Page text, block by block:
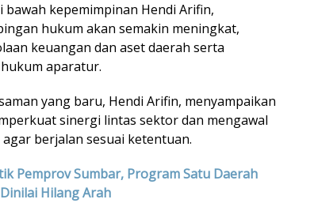
kepemimpinan Hendi Arifin,
hukum akan semakin meningkat,
keuangan dan aset daerah serta
aparatur.
yang baru, Hendi Arifin, menyampaikan
sinergi lintas sektor dan mengawal
berjalan sesuai ketentuan.
Pemprov Sumbar, Program Satu Daerah
Hilang Arah